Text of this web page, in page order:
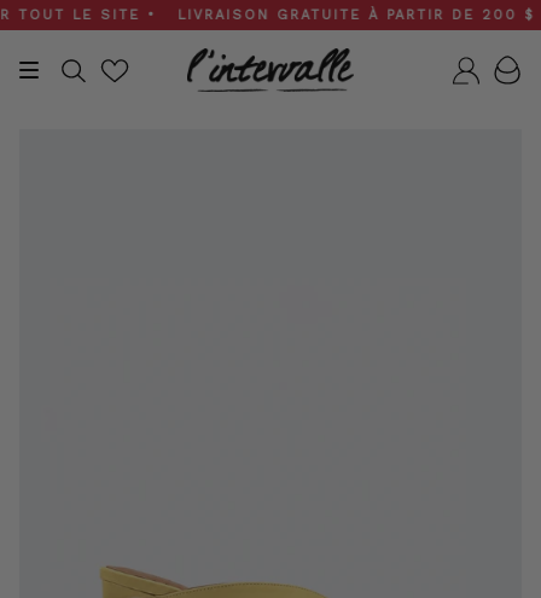
Skip
to
content
LE SITE • LIVRAISON GRATUITE À PARTIR DE 200 $
Recherche